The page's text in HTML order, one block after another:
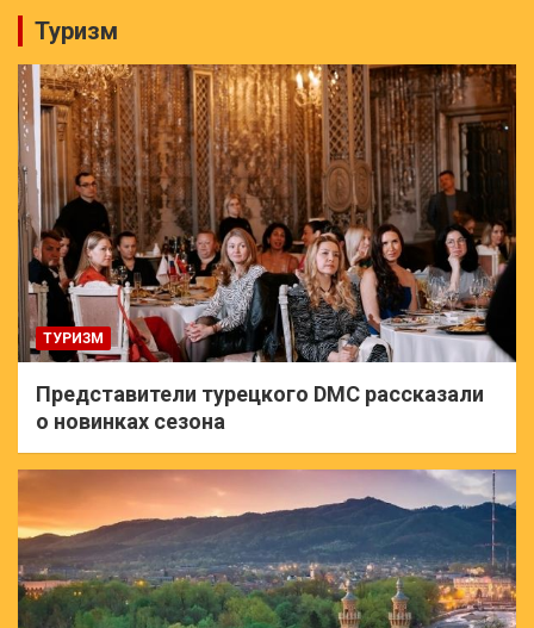
Туризм
ТУРИЗМ
Представители турецкого DMC рассказали
о новинках сезона